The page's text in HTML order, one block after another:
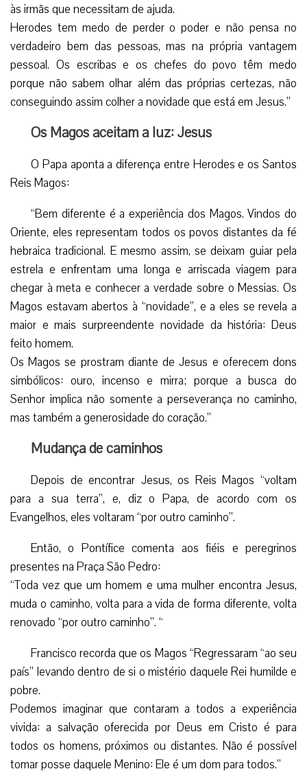
às irmãs que necessitam de ajuda.
Herodes tem medo de perder o poder e não pensa no
verdadeiro bem das pessoas, mas na própria vantagem
pessoal. Os escribas e os chefes do povo têm medo
porque não sabem olhar além das próprias certezas, não
conseguindo assim colher a novidade que está em Jesus.”
Os Magos aceitam a luz: Jesus
O Papa aponta a diferença entre Herodes e os Santos
Reis Magos:
“Bem diferente é a experiência dos Magos. Vindos do
Oriente, eles representam todos os povos distantes da fé
hebraica tradicional. E mesmo assim, se deixam guiar pela
estrela e enfrentam uma longa e arriscada viagem para
chegar à meta e conhecer a verdade sobre o Messias. Os
Magos estavam abertos à “novidade”, e a eles se revela a
maior e mais surpreendente novidade da história: Deus
feito homem.
Os Magos se prostram diante de Jesus e oferecem dons
simbólicos: ouro, incenso e mirra; porque a busca do
Senhor implica não somente a perseverança no caminho,
mas também a generosidade do coração.”
Mudança de caminhos
Depois de encontrar Jesus, os Reis Magos “voltam
para a sua terra”, e, diz o Papa, de acordo com os
Evangelhos, eles voltaram “por outro caminho”.
Então, o Pontífice comenta aos fiéis e peregrinos
presentes na Praça São Pedro:
“Toda vez que um homem e uma mulher encontra Jesus,
muda o caminho, volta para a vida de forma diferente, volta
renovado “por outro caminho”. “
Francisco recorda que os Magos “Regressaram “ao seu
país” levando dentro de si o mistério daquele Rei humilde e
pobre.
Podemos imaginar que contaram a todos a experiência
vivida: a salvação oferecida por Deus em Cristo é para
todos os homens, próximos ou distantes. Não é possível
tomar posse daquele Menino: Ele é um dom para todos.”